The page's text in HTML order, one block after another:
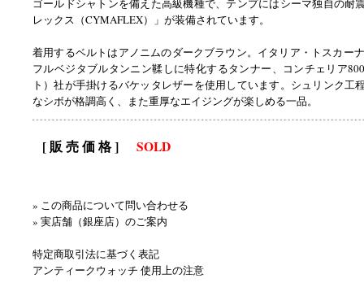
ゴールドシャトンを備えた高級機種で、テンプにはシーマ独自の耐
レックス（CYMAFLEX）」が装備されています。
着用するベルトはアノニムのダークブラウン。イタリア・トスカー
フルベジタブルタンニン鞣しに特化するタンナー、コンチェリア
ト）社が手掛けるバケッタレザーを使用しています。シュリンク工
なシボが格調高く、また重厚なエイジングが楽しめる一品。
[ 販 売 価 格 ] SOLD
» この商品について問い合わせる
» 実店舗（銀座店）のご案内
特定商取引法に基づく表記
アンティークウォッチ 使用上の注意